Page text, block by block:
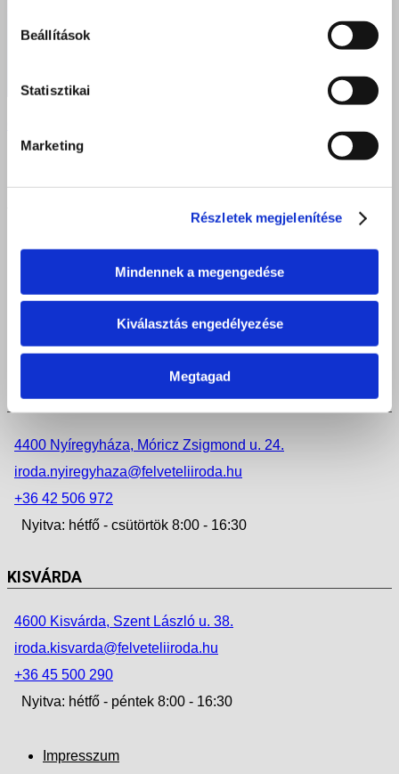
Beállítások
Statisztikai
Marketing
Részletek megjelenítése
Mindennek a megengedése
Kiválasztás engedélyezése
Megtagad
4034 Debrecen, Faraktár u. 107.
iroda.debrecen@felveteliiroda.hu
Nyitva: hétfő - péntek 8:00 - 16:30
NYÍREGYHÁZA
4400 Nyíregyháza, Móricz Zsigmond u. 24.
iroda.nyiregyhaza@felveteliiroda.hu
+36 42 506 972
Nyitva: hétfő - csütörtök 8:00 - 16:30
KISVÁRDA
4600 Kisvárda, Szent László u. 38.
iroda.kisvarda@felveteliiroda.hu
+36 45 500 290
Nyitva: hétfő - péntek 8:00 - 16:30
Impresszum